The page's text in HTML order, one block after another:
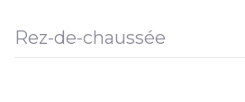
Rez-de-chaussée